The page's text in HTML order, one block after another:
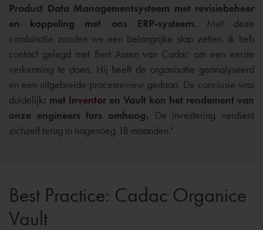
Product Data Managementsysteem met revisiebeheer
en koppeling met ons ERP-systeem. Met deze
combinatie zouden we een belangrijke stap zetten. Ik heb
contact gelegd met Bert Assen van Cadac om een eerste
verkenning te doen. Hij heeft de organisatie geanalyseerd
en een uitgebreide procesreview gedaan. De conclusie was
duidelijk: met Inventor en Vault kon het rendement van
onze engineers fors omhoog.
De investering verdient
zichzelf terug in nagenoeg 18 maanden.’
Best Practice: Cadac Organice
Vault